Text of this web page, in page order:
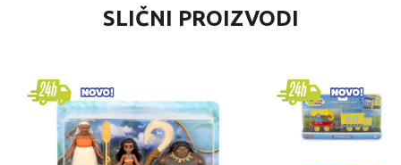
SLIČNI PROIZVODI